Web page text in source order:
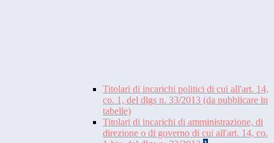
Titolari di incarichi politici di cui all'art. 14,
co. 1, del dlgs n. 33/2013 (da pubblicare in
tabelle)
Titolari di incarichi di amministrazione, di
direzione o di governo di cui all'art. 14, co.